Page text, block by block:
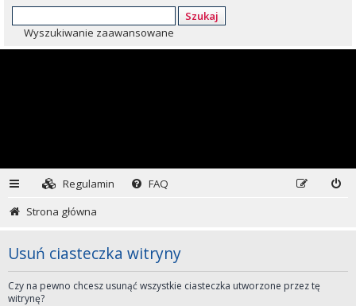
Szukaj
Wyszukiwanie zaawansowane
Regulamin
FAQ
Strona główna
Usuń ciasteczka witryny
Czy na pewno chcesz usunąć wszystkie ciasteczka utworzone przez tę
witrynę?